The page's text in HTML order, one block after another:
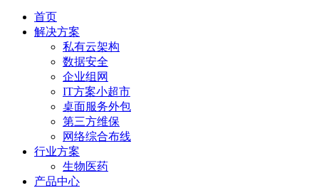
首页
解决方案
私有云架构
数据安全
企业组网
IT方案小超市
桌面服务外包
第三方维保
网络综合布线
行业方案
生物医药
产品中心